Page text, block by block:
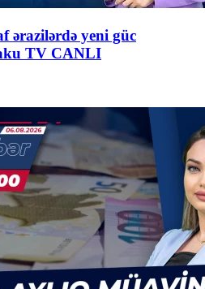
ərazilərdə yeni güc
TV CANLI